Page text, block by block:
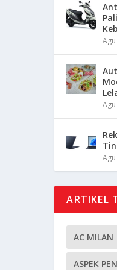
ARTIKEL
AC MILAN
ASPEK